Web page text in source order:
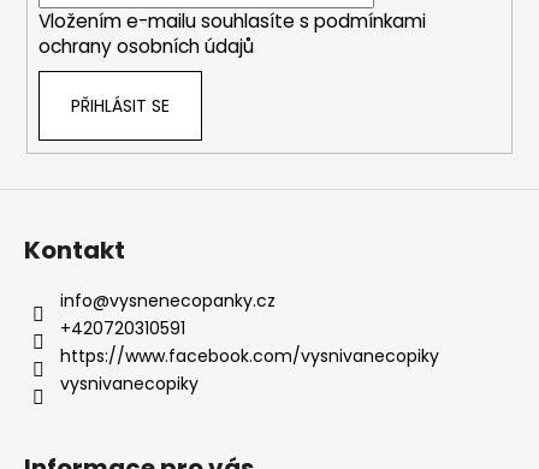
Vložením e-mailu souhlasíte s podmínkami
ochrany osobních údajů
PŘIHLÁSIT SE
Kontakt
info@vysnenecopanky.cz
+420720310591
https://www.facebook.com/vysnivanecopiky
vysnivanecopiky